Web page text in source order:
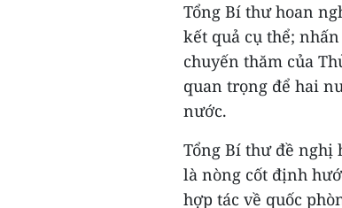
Tổng Bí thư hoan
kết quả cụ thể;
chuyến thăm của
quan trọng để hai
nước.
Tổng Bí thư đề nghị
là nòng cốt định
hợp tác về quốc